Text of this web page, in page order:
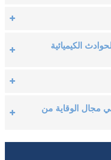
الكيميائية
مجال الوقاية من